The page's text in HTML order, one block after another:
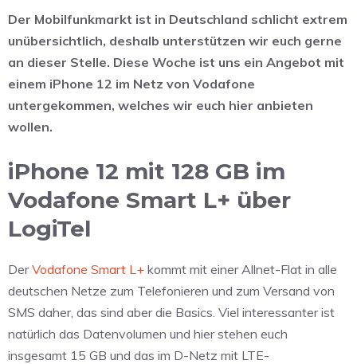
Der Mobilfunkmarkt ist in Deutschland schlicht extrem
unübersichtlich, deshalb unterstützen wir euch gerne
an dieser Stelle. Diese Woche ist uns ein Angebot mit
einem iPhone 12 im Netz von Vodafone
untergekommen, welches wir euch hier anbieten
wollen.
iPhone 12 mit 128 GB im
Vodafone Smart L+ über
LogiTel
DerVodafone Smart L+ kommt mit einer Allnet-Flat in alle
deutschen Netze zum Telefonieren und zum Versand von
SMS daher, das sind aber die Basics. Viel interessanter ist
natürlich das Datenvolumen und hier stehen euch
insgesamt 15 GB und das im D-Netz mit LTE-